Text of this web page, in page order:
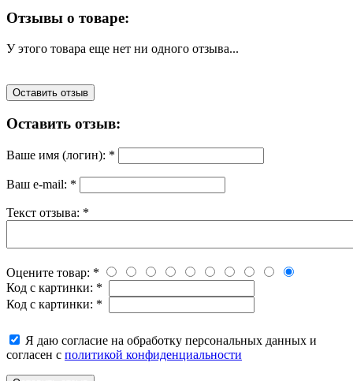
Отзывы о товаре:
У этого товара еще нет ни одного отзыва...
Оставить отзыв
Оставить отзыв:
Ваше имя (логин): *
Ваш e-mail: *
Текст отзыва: *
Оцените товар: *
Код с картинки: *
Код с картинки: *
Я даю согласие на обработку персональных данных и
согласен с политикой конфиденциальности